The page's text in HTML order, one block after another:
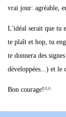
vrai jour: agréable,
L'idéal serait que tu
te plaît et hop, tu
te donnera des
développées...) et le
Bon courage!^^